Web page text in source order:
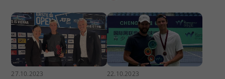
27.10.2023 22.10.2023